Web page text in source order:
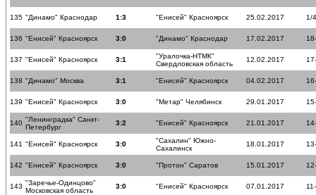
135 "Динамо" Краснодар 1:3 "Енисей" Красноярск 25.02.2017 1/
136 "Енисей" Красноярск 3:0 "Динамо" Краснодар 17.02.2017
137 "Енисей" Красноярск 3:1
"Уралочка-НТМК"
Свердловская область
12.02.2017
138 "Динамо" Москва 3:1 "Енисей" Красноярск 04.02.2017
139 "Енисей" Красноярск 3:0 "Метар" Челябинск 29.01.2017
140 "Ленинградка" Санкт-
Петербург
3:2 "Енисей" Красноярск 21.01.2017
141 "Енисей" Красноярск 3:0
"Сахалин" Южно-
Сахалинск
18.01.2017
142 "Енисей" Красноярск 3:0 "Протон" Саратов 15.01.2017
143 "Заречье-Одинцово"
Московская область
3:0 "Енисей" Красноярск 07.01.2017